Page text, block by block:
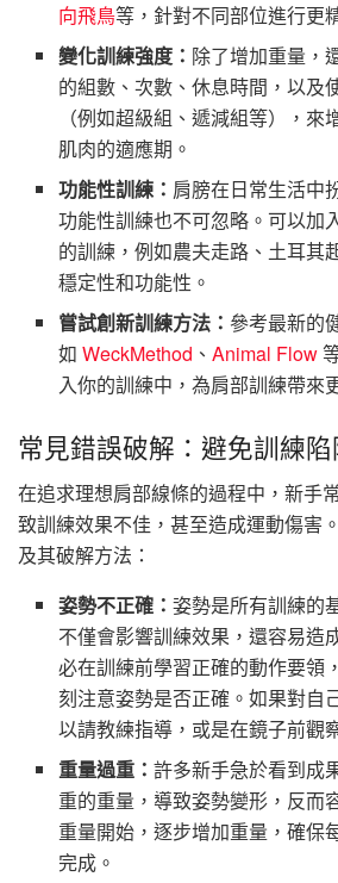
向飛鳥等，針對不同部位進行更
變化訓練強度： 除了增加重量，
的組數、次數、休息時間，以及
（例如超級組、遞減組等），來
肌肉的適應期。
功能性訓練： 肩膀在日常生活中
功能性訓練也不可忽略。可以加
的訓練，例如農夫走路、土耳其
穩定性和功能性。
嘗試創新訓練方法： 參考最新的
如WeckMethod 、Animal Flow
入你的訓練中，為肩部訓練帶來
常見錯誤破解：避免訓練陷
在追求理想肩部線條的過程中，新手
致訓練效果不佳，甚至造成運動傷害
及其破解方法：
姿勢不正確：姿勢是所有訓練的
不僅會影響訓練效果，還容易造
必在訓練前學習正確的動作要領
刻注意姿勢是否正確。如果對自
以請教練指導，或是在鏡子前觀
重量過重：許多新手急於看到成
重的重量，導致姿勢變形，反而
重量開始，逐步增加重量，確保
完成。